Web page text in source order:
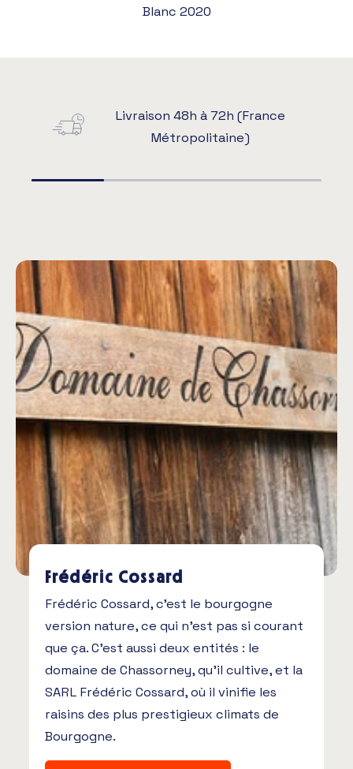
Blanc 2020
Livraison 48h à 72h (France
Métropolitaine)
Frédéric Cossard
Frédéric Cossard, c’est le bourgogne
version nature, ce qui n’est pas si courant
que ça. C’est aussi deux entités : le
domaine de Chassorney, qu’il cultive, et la
SARL Frédéric Cossard, où il vinifie les
raisins des plus prestigieux climats de
Bourgogne.